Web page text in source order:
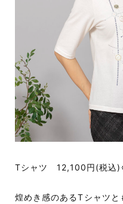
Tシャツ 12,100円(税込
煌めき感のあるTシャツと